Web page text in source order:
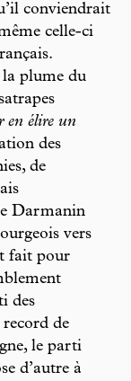
conviendrait
celle-ci
la plume du
en élire un
des
de
Darmanin
vers
fait pour
des
de
le parti
d’autre à